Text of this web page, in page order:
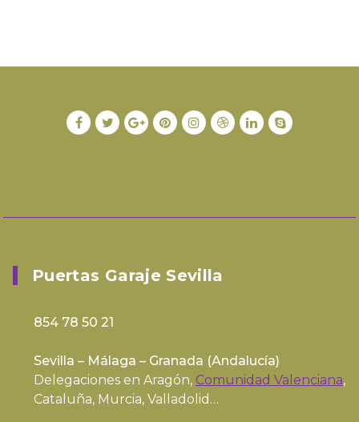
Puertas Garaje Sevilla
854 78 50 21
Sevilla – Málaga – Granada (Andalucía)
Delegaciones en Aragón, Comunidad Valenciana,
Cataluña, Murcia, Valladolid…